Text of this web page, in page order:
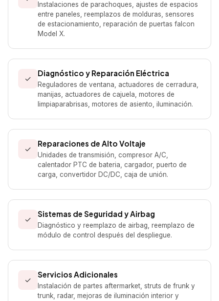
Instalaciones de parachoques, ajustes de espacios
entre paneles, reemplazos de molduras, sensores
de estacionamiento, reparación de puertas falcon
Model X.
✓
Diagnóstico y Reparación Eléctrica
Reguladores de ventana, actuadores de cerradura,
manijas, actuadores de cajuela, motores de
limpiaparabrisas, motores de asiento, iluminación.
✓
Reparaciones de Alto Voltaje
Unidades de transmisión, compresor A/C,
calentador PTC de bateria, cargador, puerto de
carga, convertidor DC/DC, caja de unión.
✓
Sistemas de Seguridad y Airbag
Diagnóstico y reemplazo de airbag, reemplazo de
módulo de control después del despliegue.
✓
Servicios Adicionales
Instalación de partes aftermarket, struts de frunk y
trunk, radar, mejoras de iluminación interior y